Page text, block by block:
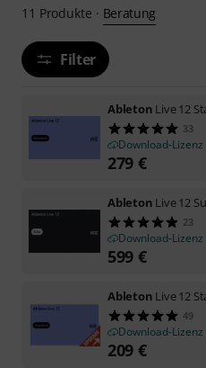
11 Produkte · Beratung
Filter
Ableton Live 12
33
Download-Lizenz
279 €
Ableton Live 12
23
Download-Lizenz
599 €
Ableton Live 12
49
Download-Lizenz
209 €